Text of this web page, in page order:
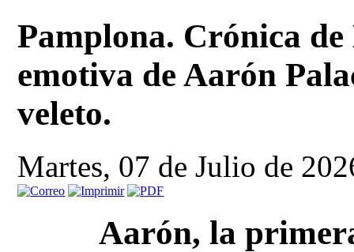
Pamplona. Crónica
emotiva de Aarón
veleto.
Martes, 07 de Julio de
Aarón, la